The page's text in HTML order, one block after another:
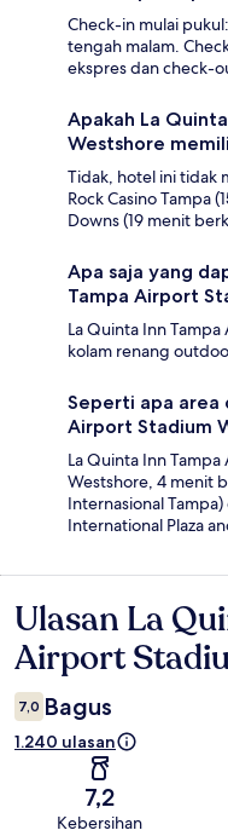
Check-in mulai
tengah malam.
ekspres dan check-
Apakah La
Westshore
Tidak, hotel ini tidak
Rock Casino Tampa
Downs (19 menit
Apa saja yang
Tampa Airport
La Quinta Inn
kolam renang
Seperti apa area
Airport Stadium
La Quinta Inn
Westshore, 4 menit
Internasional
International Plaza
Ulasan
Ulasan La
Airport
7,0 Bagus
1.240 ulasan
7,2
Kebersihan